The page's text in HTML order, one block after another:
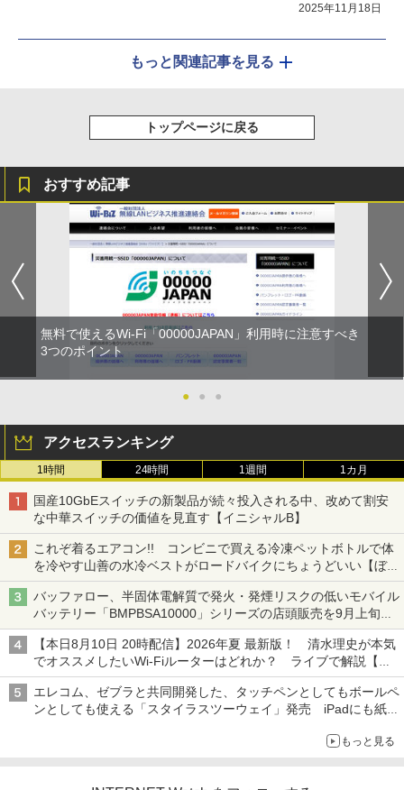
2025年11月18日
もっと関連記事を見る
トップページに戻る
おすすめ記事
無料で使えるWi-Fi「00000JAPAN」利用時に注意すべき
3つのポイント
● ● ●
アクセスランキング
1時間 24時間 1週間 1カ月
国産10GbEスイッチの新製品が続々投入される中、改めて割安
な中華スイッチの価値を見直す【イニシャルB】
これぞ着るエアコン!! コンビニで買える冷凍ペットボトルで体
を冷やす山善の水冷ベストがロードバイクにちょうどいい【ぼっ
ち・ざ・ろーど！その14】【空いた時間でなにしてる？】
バッファロー、半固体電解質で発火・発煙リスクの低いモバイル
バッテリー「BMPBSA10000」シリーズの店頭販売を9月上旬に
開始
【本日8月10日 20時配信】2026年夏 最新版！ 清水理史が本気
でオススメしたいWi-Fiルーターはどれか？ ライブで解説【清
水理史の「イニシャルB」チャンネル】
エレコム、ゼブラと共同開発した、タッチペンとしてもボールペ
ンとしても使える「スタイラスツーウェイ」発売 iPadにも紙に
もっと見る